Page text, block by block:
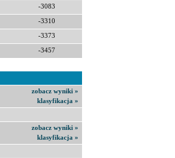
-3083
-3310
-3373
-3457
zobacz wyniki »
klasyfikacja »
zobacz wyniki »
klasyfikacja »